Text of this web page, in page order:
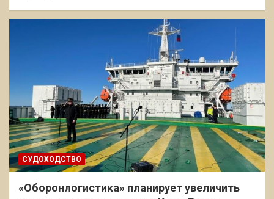
СУДОХОДСТВО
«Оборонлогистика» планирует увеличить